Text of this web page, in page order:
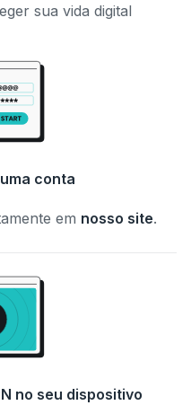
sua vida digital
conta
em nosso site.
no seu dispositivo